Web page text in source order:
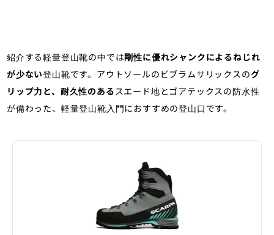
紹介する軽量登山靴の中では剛性に優れシャンクによるねじれ
が少ない登山靴です。アウトソールのビブラムサリックスのグ
リップ力と、耐久性のあるスエード地とゴアテックスの防水性
が備わった、軽量登山靴入門におすすめの登山口です。